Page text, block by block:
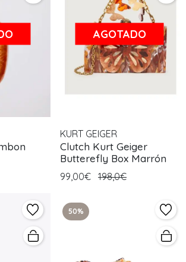
AGOTADO
KURT GEIGER
Clutch Kurt Geiger
Butterefly Box Marrón
99,00€ 198,0€
50%